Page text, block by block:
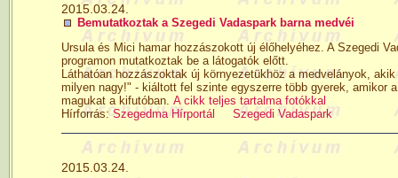
2015.03.24.
Bemutatkoztak a Szegedi Vadaspark barna medvéi
Ursula és Mici hamar hozzászokott új élőhelyéhez. A Szegedi
programon mutatkoztak be a látogatók előtt.
Láthatóan hozzászoktak új környezetükhöz a medvelányok,
milyen nagy!" - kiáltott fel szinte egyszerre több gyerek, amikor
magukat a kifutóban. A cikk teljes tartalma fotókkal
Hírforrás: Szegedma Hírportál Szegedi Vadaspark
2015.03.24.